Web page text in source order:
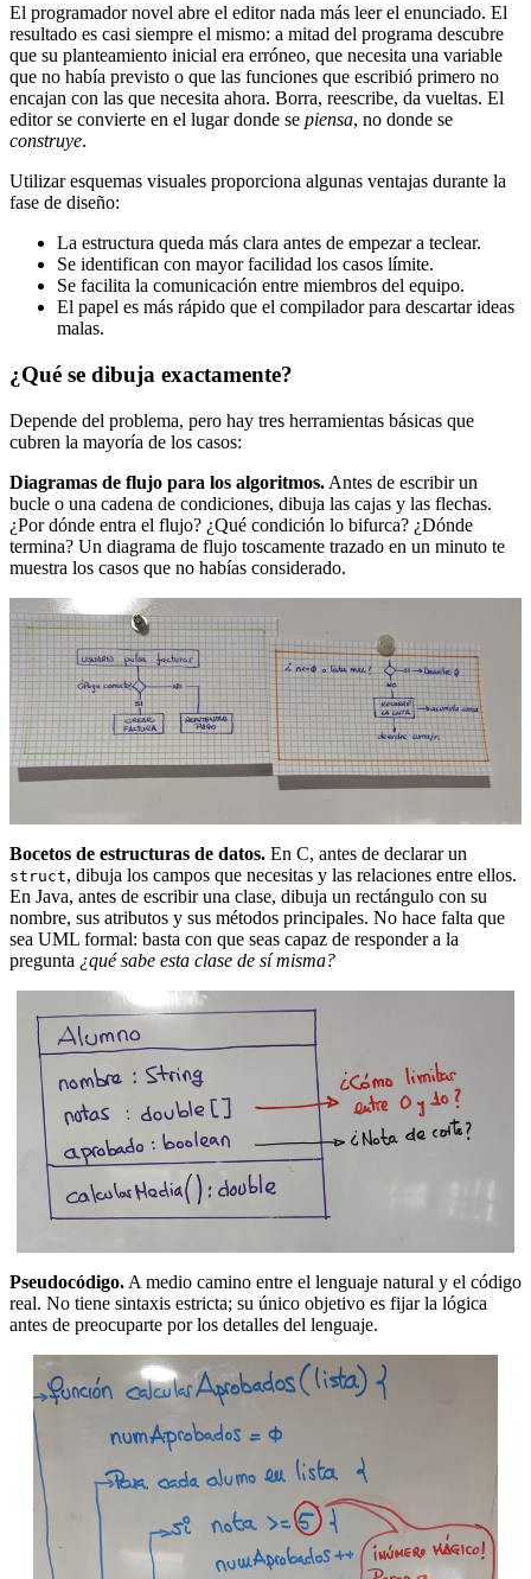
El programador novel abre el editor nada más leer el enunciado. El
resultado es casi siempre el mismo: a mitad del programa descubre
que su planteamiento inicial era erróneo, que necesita una variable
que no había previsto o que las funciones que escribió primero no
encajan con las que necesita ahora. Borra, reescribe, da vueltas. El
editor se convierte en el lugar donde se piensa, no donde se
construye.
Utilizar esquemas visuales proporciona algunas ventajas durante la
fase de diseño:
La estructura queda más clara antes de empezar a teclear.
Se identifican con mayor facilidad los casos límite.
Se facilita la comunicación entre miembros del equipo.
El papel es más rápido que el compilador para descartar ideas
malas.
¿Qué se dibuja exactamente?
Depende del problema, pero hay tres herramientas básicas que
cubren la mayoría de los casos:
Diagramas de flujo para los algoritmos. Antes de escribir un
bucle o una cadena de condiciones, dibuja las cajas y las flechas.
¿Por dónde entra el flujo? ¿Qué condición lo bifurca? ¿Dónde
termina? Un diagrama de flujo toscamente trazado en un minuto te
muestra los casos que no habías considerado.
Bocetos de estructuras de datos. En C, antes de declarar un
struct, dibuja los campos que necesitas y las relaciones entre ellos.
En Java, antes de escribir una clase, dibuja un rectángulo con su
nombre, sus atributos y sus métodos principales. No hace falta que
sea UML formal: basta con que seas capaz de responder a la
pregunta ¿qué sabe esta clase de sí misma?
Pseudocódigo. A medio camino entre el lenguaje natural y el código
real. No tiene sintaxis estricta; su único objetivo es fijar la lógica
antes de preocuparte por los detalles del lenguaje.